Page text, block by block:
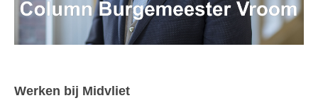
Werken bij Midvliet